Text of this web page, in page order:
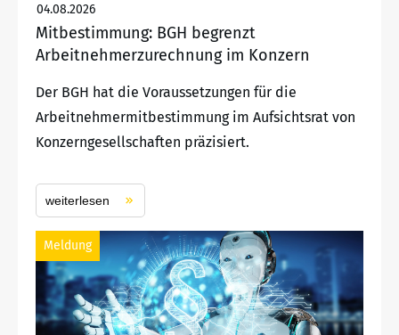
04.08.2026
Mitbestimmung: BGH begrenzt
Arbeitnehmerzurechnung im Konzern
Der BGH hat die Voraussetzungen für die
Arbeitnehmermitbestimmung im Aufsichtsrat von
Konzerngesellschaften präzisiert.
weiterlesen
Meldung